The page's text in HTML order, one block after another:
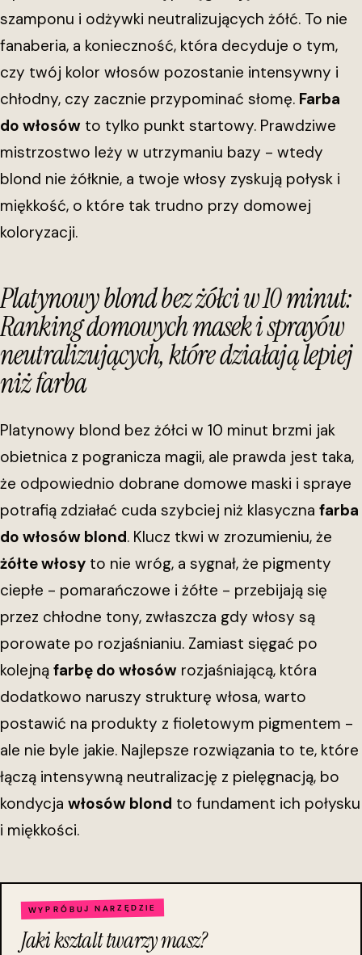
szamponu i odżywki neutralizujących żółć. To nie
fanaberia, a konieczność, która decyduje o tym,
czy twój kolor włosów pozostanie intensywny i
chłodny, czy zacznie przypominać słomę. Farba
do włosów to tylko punkt startowy. Prawdziwe
mistrzostwo leży w utrzymaniu bazy - wtedy
blond nie żółknie, a twoje włosy zyskują połysk i
miękkość, o które tak trudno przy domowej
koloryzacji.
Platynowy blond bez żółci w 10 minut:
Ranking domowych masek i sprayów
neutralizujących, które działają lepiej
niż farba
Platynowy blond bez żółci w 10 minut brzmi jak
obietnica z pogranicza magii, ale prawda jest taka,
że odpowiednio dobrane domowe maski i spraye
potrafią zdziałać cuda szybciej niż klasyczna farba
do włosów blond. Klucz tkwi w zrozumieniu, że
żółte włosy to nie wróg, a sygnał, że pigmenty
ciepłe - pomarańczowe i żółte - przebijają się
przez chłodne tony, zwłaszcza gdy włosy są
porowate po rozjaśnianiu. Zamiast sięgać po
kolejną farbę do włosów rozjaśniającą, która
dodatkowo naruszy strukturę włosa, warto
postawić na produkty z fioletowym pigmentem -
ale nie byle jakie. Najlepsze rozwiązania to te, które
łączą intensywną neutralizację z pielęgnacją, bo
kondycja włosów blond to fundament ich połysku
i miękkości.
WYPRÓBUJ NARZĘDZIE
Jaki ksztalt twarzy masz?